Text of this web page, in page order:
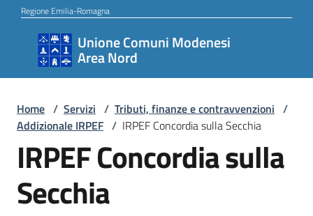
Vai al contenuto
Vai alla navigazione
Vai al footer
Regione Emilia-Romagna
Unione Comuni Modenesi
Area Nord
Unione
Comuni
Area
Nord
Amministrazione
Home / Servizi / Tributi, finanze e contravvenzioni /
Addizionale IRPEF / IRPEF Concordia sulla Secchia
IRPEF Concordia sulla
Secchia